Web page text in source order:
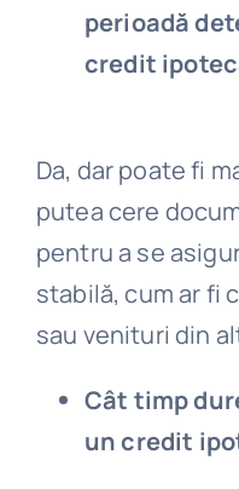
perioadă
credit
Da, dar poate fi
putea cere
pentru a se
stabilă, cum ar fi
sau venituri din
Cât timp
un